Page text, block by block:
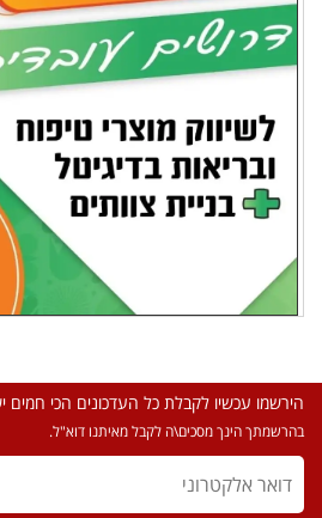
הירשמו עכשיו לקבלת כל העדכונים הכי חמים
בהרשמתך הינך מסכים\ה לקבל מאיתנו דוא"ל.